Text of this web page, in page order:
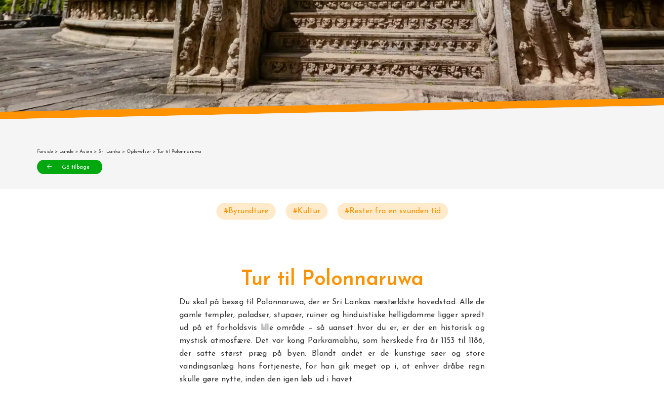
Forside > Lande > Asien > Sri Lanka > Oplevelser > Tur til Polonnaruwa
Gå tilbage
#Byrundture #Kultur #Rester fra en svunden tid
Tur til Polonnaruwa
Du skal på besøg til Polonnaruwa, der er Sri Lankas næstældste hovedstad. Alle de
gamle templer, paladser, stupaer, ruiner og hinduistiske helligdomme ligger spredt
ud på et forholdsvis lille område – så uanset hvor du er, er der en historisk og
mystisk atmosfære. Det var kong Parkramabhu, som herskede fra år 1153 til 1186,
der satte størst præg på byen. Blandt andet er de kunstige søer og store
vandingsanlæg hans fortjeneste, for han gik meget op i, at enhver dråbe regn
skulle gøre nytte, inden den igen løb ud i havet.